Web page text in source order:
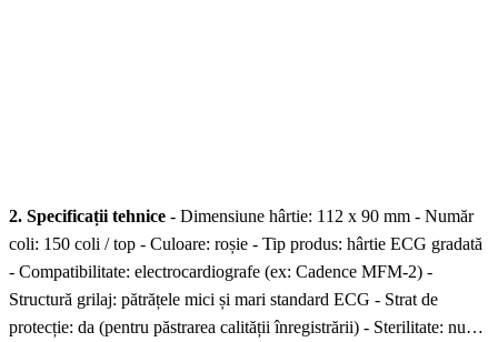
2. Specificații tehnice - Dimensiune hârtie: 112 x 90 mm - Număr
coli: 150 coli / top - Culoare: roșie - Tip produs: hârtie ECG gradată
- Compatibilitate: electrocardiografe (ex: Cadence MFM-2) -
Structură grilaj: pătrățele mici și mari standard ECG - Strat de
protecție: da (pentru păstrarea calității înregistrării) - Sterilitate: nu